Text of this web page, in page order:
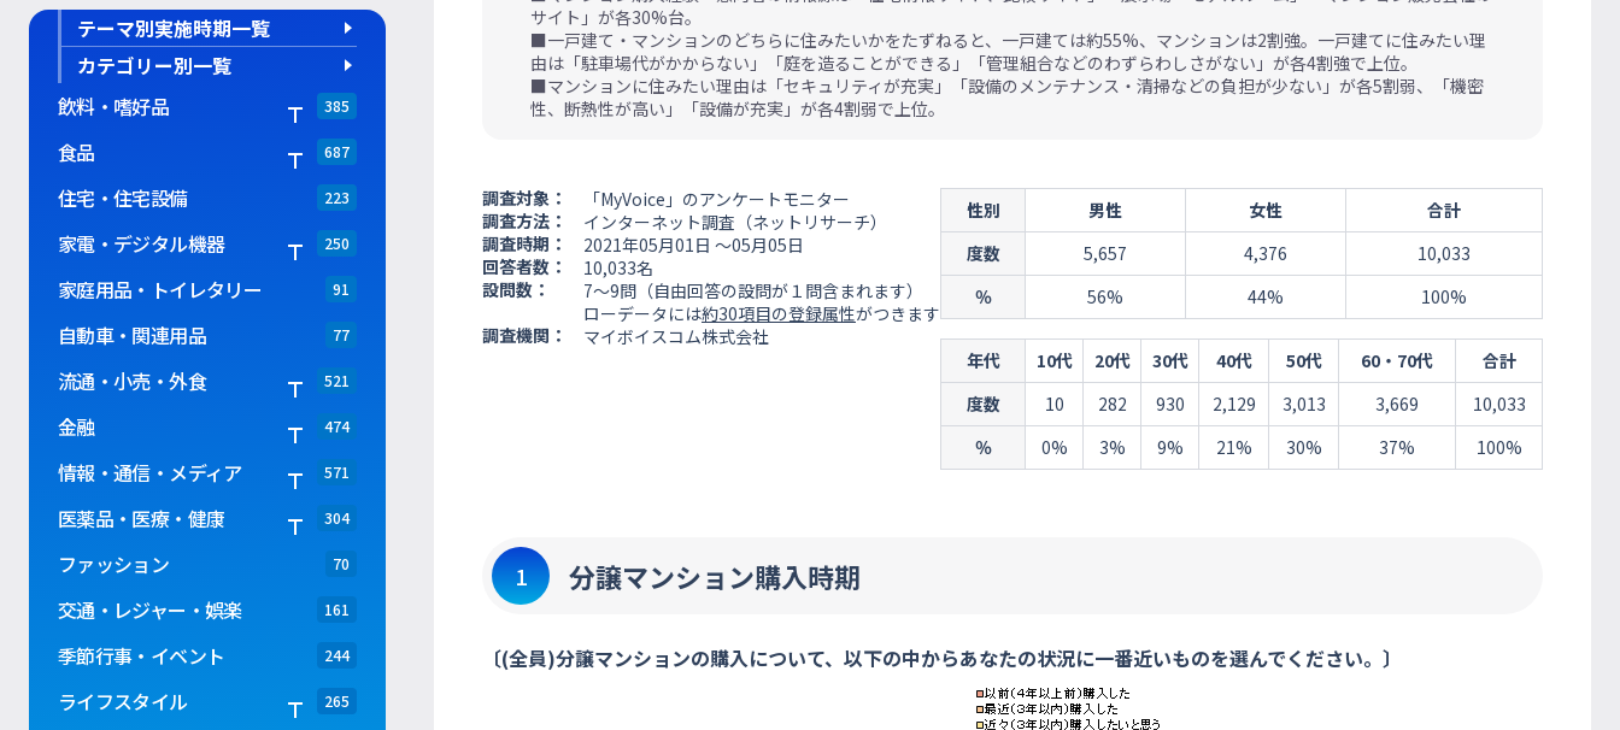
テーマ別実施時期一覧
カテゴリー別一覧
飲料・嗜好品
385
食品 687
住宅・住宅設備 223
家電・デジタル機器 250
家庭用品・トイレタリー 91
自動車・関連用品 77
流通・小売・外食 521
金融 474
情報・通信・メディア 571
医薬品・医療・健康 304
ファッション 70
交通・レジャー・娯楽 161
季節行事・イベント 244
ライフスタイル 265
サイト」が各30%台。
■一戸建て・マンションのどちらに住みたいかをたずねると、一戸建ては約55%、マンションは2割強。一戸建てに住みたい理
由は「駐車場代がかからない」「庭を造ることができる」「管理組合などのわずらわしさがない」が各4割強で上位。
■マンションに住みたい理由は「セキュリティが充実」「設備のメンテナンス・清掃などの負担が少ない」が各5割弱、「機密
性、断熱性が高い」「設備が充実」が各4割弱で上位。
調査対象：
「MyVoice」のアンケートモニター
調査方法：
インターネット調査（ネットリサーチ）
調査時期：
2021年05月01日 ～05月05日
回答者数：
10,033名
設問数：
7～9問（自由回答の設問が１問含まれます）
ローデータには約30項目の登録属性がつきます
調査機関：
マイボイスコム株式会社
性別 男性 女性
合計
度数
5,657 4,376
10,033
％
56% 44% 100%
年代 10代 20代 30代 40代 50代 60・70代
合計
度数
10 282 930 2,129 3,013 3,669
10,033
％
0% 3% 9% 21% 30% 37% 100%
1 分譲マンション購入時期
〔(全員)分譲マンションの購入について、以下の中からあなたの状況に一番近いものを選んでください。〕